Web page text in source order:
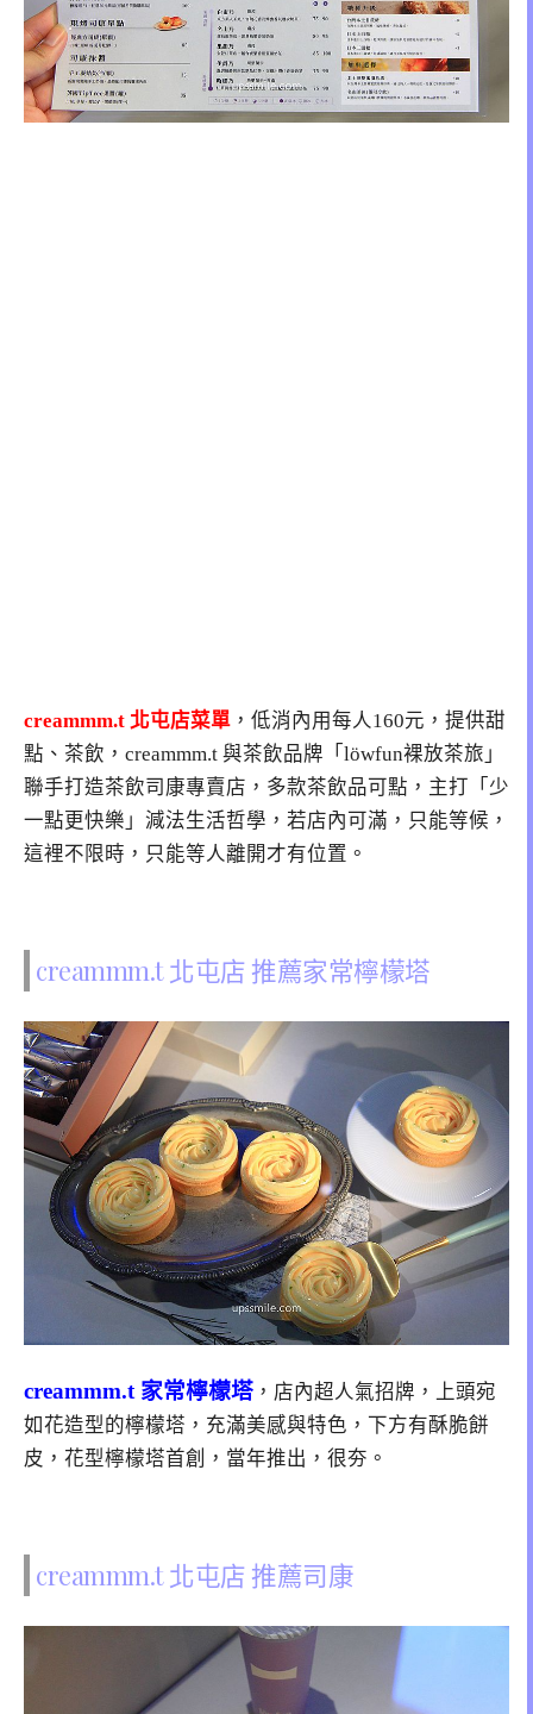
creammm.t 北屯店菜單 ，低消內用每人160元，提供甜
點、茶飲，creammm.t 與茶飲品牌「löwfun裸放茶旅」
聯手打造茶飲司康專賣店，多款茶飲品可點，主打「少
一點更快樂」減法生活哲學，若店內可滿，只能等候，
這裡不限時，只能等人離開才有位置。
creammm.t 北屯店 推薦家常檸檬塔
creammm.t 家常檸檬塔 ，店內超人氣招牌，上頭宛
如花造型的檸檬塔，充滿美感與特色，下方有酥脆餅
皮，花型檸檬塔首創，當年推出，很夯。
creammm.t 北屯店 推薦司康